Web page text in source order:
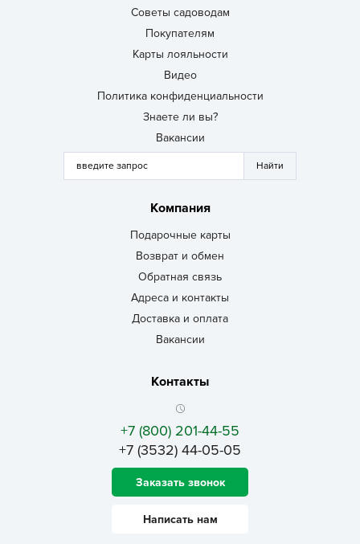
Советы садоводам
Покупателям
Карты лояльности
Видео
Политика конфиденциальности
Знаете ли вы?
Вакансии
Компания
Подарочные карты
Возврат и обмен
Обратная связь
Адреса и контакты
Доставка и оплата
Вакансии
Контакты
+7 (800) 201-44-55
+7 (3532) 44-05-05
Заказать звонок
Написать нам